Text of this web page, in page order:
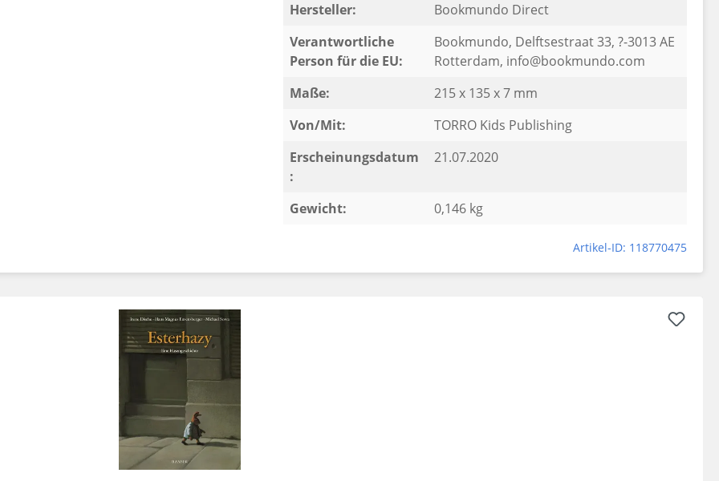
Hersteller:
Bookmundo Direct
Verantwortliche
Person für die EU:
Bookmundo, Delftsestraat 33, ?-3013 AE
Rotterdam, info@bookmundo.com
Maße:
215 x 135 x 7 mm
Von/Mit:
TORRO Kids Publishing
Erscheinungsdatum
:
21.07.2020
Gewicht: 0,146 kg
Artikel-ID: 118770475